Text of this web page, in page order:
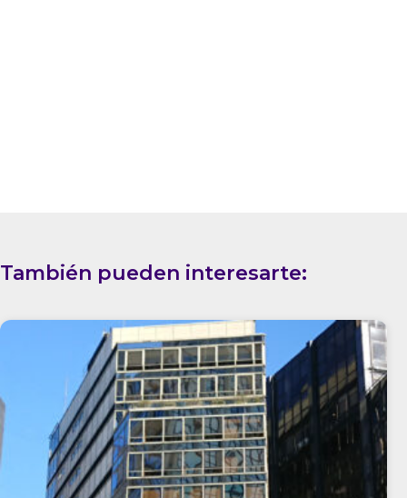
También pueden interesarte: